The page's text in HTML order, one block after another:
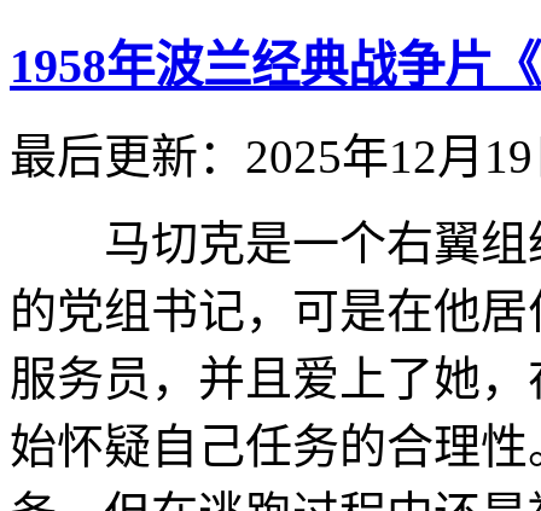
1958年波兰经典战争片
最后更新：2025年12月
马切克是一个右翼组
的党组书记，可是在他
服务员，并且爱上了她
始怀疑自己任务的合理